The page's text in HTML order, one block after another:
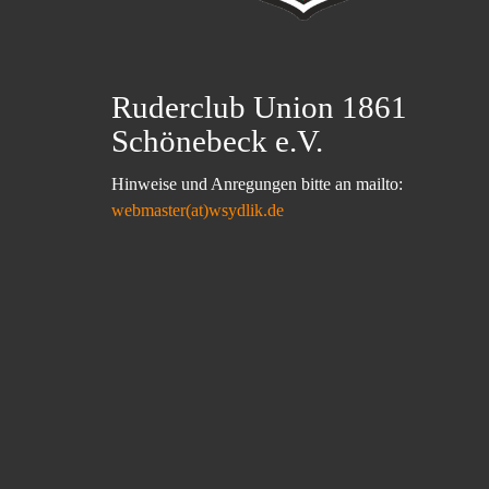
Ruderclub Union 1861
Schönebeck e.V.
Hinweise und Anregungen bitte an mailto:
webmaster(at)wsydlik.de